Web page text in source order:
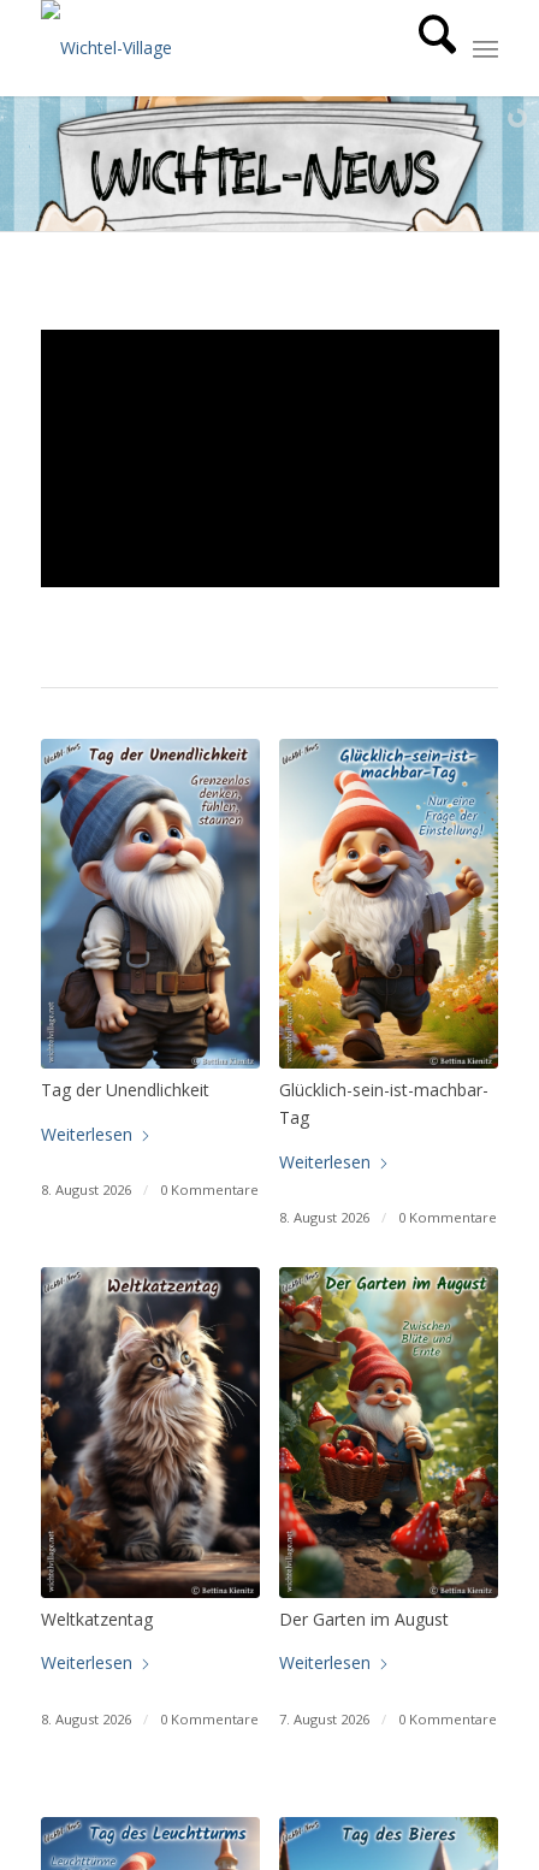
Tag der Unendlichkeit
Weiterlesen
8. August 2026 / 0 Kommentare
Glücklich-sein-ist-machbar-
Tag
Weiterlesen
8. August 2026 / 0 Kommentare
Weltkatzentag
Weiterlesen
8. August 2026 / 0 Kommentare
Der Garten im August
Weiterlesen
7. August 2026 / 0 Kommentare